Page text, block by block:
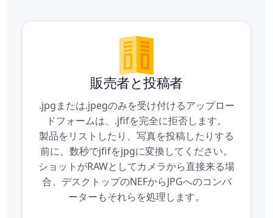
販売者と投稿者
.jpgまたは.jpegのみを受け付けるアップロー
ドフォームは、.jfifを完全に拒否します。
製品をリストしたり、写真を投稿したりする
前に、数秒でjfifをjpgに変換してください。
ショットがRAWとしてカメラから直接来る場
合、デスクトップのNEFからJPGへのコンバ
ーターもそれらを処理します。